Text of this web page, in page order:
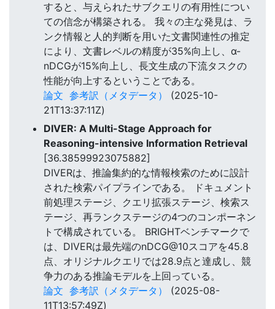
すると、与えられたサブクエリの有用性につい
ての信念が構築される。 我々の主な発見は、ラ
ンク情報と人的判断を用いた文書関連性の推定
により、文書レベルの精度が35%向上し、α-
nDCGが15%向上し、長文生成の下流タスクの
性能が向上するということである。
論文 参考訳（メタデータ）
(2025-10-
21T13:37:11Z)
DIVER: A Multi-Stage Approach for
Reasoning-intensive Information Retrieval
[36.38599923075882]
DIVERは、推論集約的な情報検索のために設計
された検索パイプラインである。 ドキュメント
前処理ステージ、クエリ拡張ステージ、検索ス
テージ、再ランクステージの4つのコンポーネン
トで構成されている。 BRIGHTベンチマークで
は、DIVERは最先端のnDCG@10スコアを45.8
点、オリジナルクエリでは28.9点と達成し、競
争力のある推論モデルを上回っている。
論文 参考訳（メタデータ）
(2025-08-
11T13:57:49Z)